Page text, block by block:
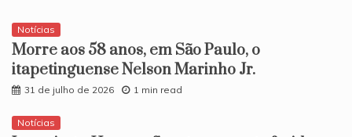
Notícias
Morre aos 58 anos, em São Paulo, o
itapetinguense Nelson Marinho Jr.
31 de julho de 2026 1 min read
Notícias